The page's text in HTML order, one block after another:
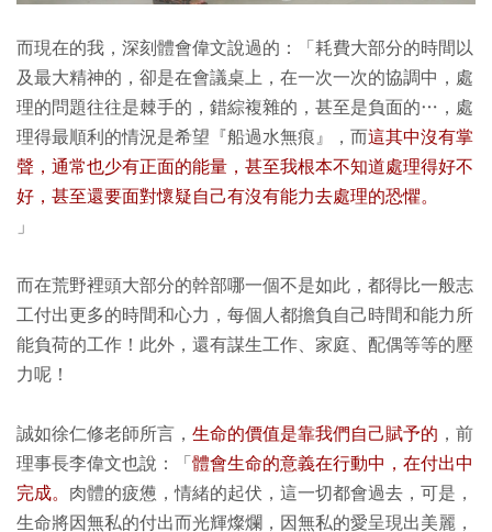
而現在的我，深刻體會偉文說過的：「耗費大部分的時間以
及最大精神的，卻是在會議桌上，在一次一次的協調中，處
理的問題往往是棘手的，錯綜複雜的，甚至是負面的…，處
理得最順利的情況是希望『船過水無痕』，而這其中沒有掌
聲，通常也少有正面的能量，甚至我根本不知道處理得好不
好，甚至還要面對懷疑自己有沒有能力去處理的恐懼。
」
而在荒野裡頭大部分的幹部哪一個不是如此，都得比一般志
工付出更多的時間和心力，每個人都擔負自己時間和能力所
能負荷的工作！此外，還有謀生工作、家庭、配偶等等的壓
力呢！
誠如徐仁修老師所言， 生命的價值是靠我們自己賦予的 ，前
理事長李偉文也說：「體會生命的意義在行動中，在付出中
完成。 肉體的疲憊，情緒的起伏，這一切都會過去，可是，
生命將因無私的付出而光輝燦爛，因無私的愛呈現出美麗，